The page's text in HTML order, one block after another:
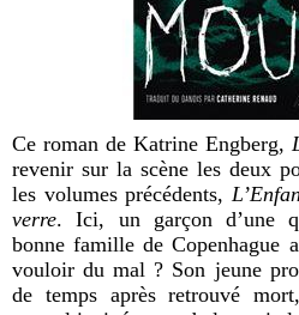
Ce roman de Katrine Engberg,
revenir sur la scène les deux
les volumes précédents,
verre. Ici, un garçon d’une
bonne famille de Copenhague
vouloir du mal ? Son jeune
de temps après retrouvé